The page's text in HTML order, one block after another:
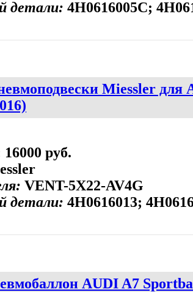
детали: 4H0616005C;
Miessler для
16000 руб.
VENT-5X22-AV4G
детали: 4H0616013;
AUDI A7